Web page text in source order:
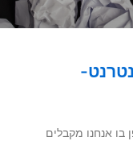
אנחנו מקבלים